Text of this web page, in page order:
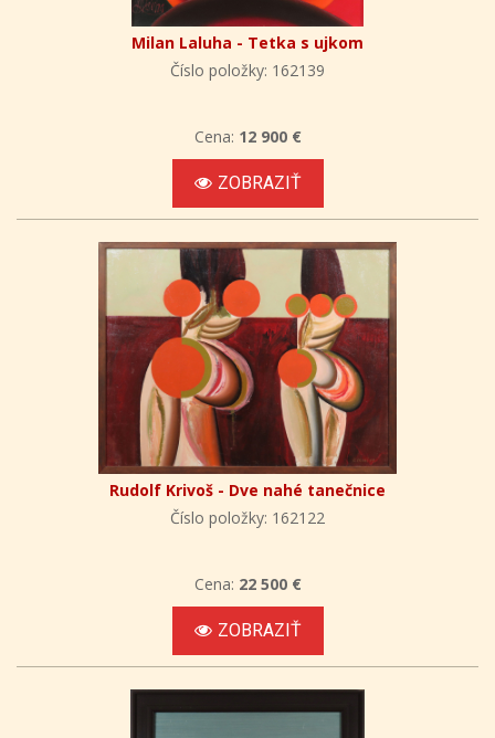
Milan Laluha - Tetka s ujkom
Číslo položky: 162139
Cena: 12 900 €
ZOBRAZIŤ
Rudolf Krivoš - Dve nahé tanečnice
Číslo položky: 162122
Cena: 22 500 €
ZOBRAZIŤ